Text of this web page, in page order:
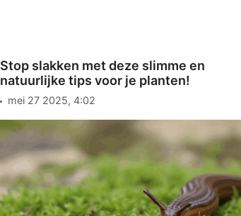
Stop slakken met deze slimme en
natuurlijke tips voor je planten!
mei 27 2025, 4:02